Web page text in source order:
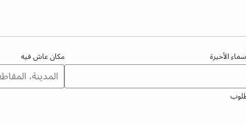
الأخيرة مكان عاش فيه